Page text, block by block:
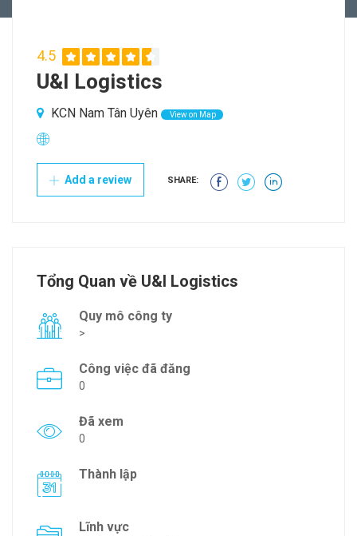
4.5
U&I Logistics
KCN Nam Tân Uyên View on Map
Add a review SHARE:
Tổng Quan về U&I Logistics
Quy mô công ty
>
Công việc đã đăng
0
Đã xem
0
Thành lập
Lĩnh vực